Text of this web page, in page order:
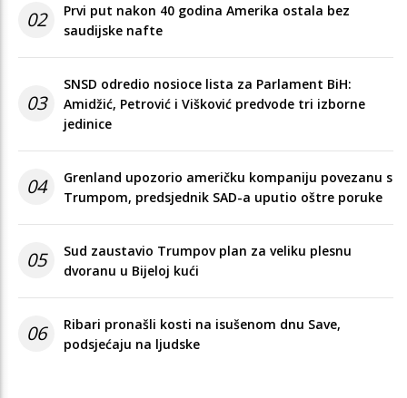
02
Prvi put nakon 40 godina Amerika ostala bez
saudijske nafte
03
SNSD odredio nosioce lista za Parlament BiH:
Amidžić, Petrović i Višković predvode tri izborne
jedinice
04
Grenland upozorio američku kompaniju povezanu s
Trumpom, predsjednik SAD-a uputio oštre poruke
05
Sud zaustavio Trumpov plan za veliku plesnu
dvoranu u Bijeloj kući
06
Ribari pronašli kosti na isušenom dnu Save,
podsjećaju na ljudske